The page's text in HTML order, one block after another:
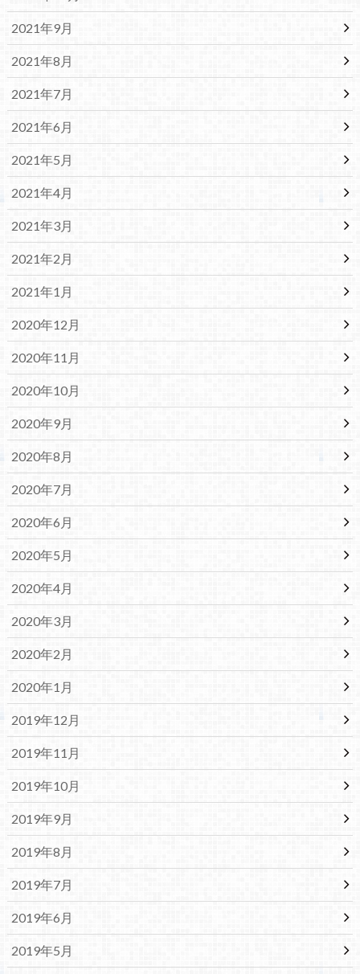
2021年9月
2021年8月
2021年7月
2021年6月
2021年5月
2021年4月
2021年3月
2021年2月
2021年1月
2020年12月
2020年11月
2020年10月
2020年9月
2020年8月
2020年7月
2020年6月
2020年5月
2020年4月
2020年3月
2020年2月
2020年1月
2019年12月
2019年11月
2019年10月
2019年9月
2019年8月
2019年7月
2019年6月
2019年5月